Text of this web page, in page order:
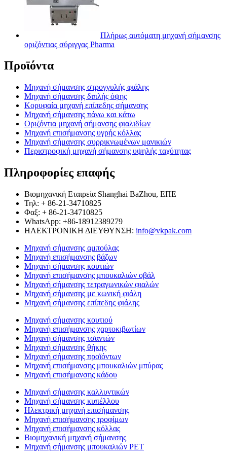
Πλήρως αυτόματη μηχανή σήμανσης
οριζόντιας σύριγγας Pharma
Προϊόντα
Μηχανή σήμανσης στρογγυλής φιάλης
Μηχανή σήμανσης διπλής όψης
Κορυφαία μηχανή επίπεδης σήμανσης
Μηχανή σήμανσης πάνω και κάτω
Οριζόντια μηχανή σήμανσης φιαλιδίων
Μηχανή επισήμανσης υγρής κόλλας
Μηχανή σήμανσης συρρικνωμένων μανικιών
Περιστροφική μηχανή σήμανσης υψηλής ταχύτητας
Πληροφορίες επαφής
Βιομηχανική Εταιρεία Shanghai BaZhou, ΕΠΕ
Τηλ: + 86-21-34710825
Φαξ: + 86-21-34710825
WhatsApp: +86-18912389279
ΗΛΕΚΤΡΟΝΙΚΗ ΔΙΕΥΘΥΝΣΗ: info@vkpak.com
Μηχανή σήμανσης αμπούλας
Μηχανή επισήμανσης βάζων
Μηχανή σήμανσης κουτιών
Μηχανή επισήμανσης μπουκαλιών οβάλ
Μηχανή σήμανσης τετραγωνικών φιαλών
Μηχανή σήμανσης με κωνική φιάλη
Μηχανή σήμανσης επίπεδης φιάλης
Μηχανή σήμανσης κουτιού
Μηχανή επισήμανσης χαρτοκιβωτίων
Μηχανή σήμανσης τσαντών
Μηχανή σήμανσης θήκης
Μηχανή σήμανσης προϊόντων
Μηχανή επισήμανσης μπουκαλιών μπύρας
Μηχανή επισήμανσης κάδου
Μηχανή σήμανσης καλλυντικών
Μηχανή σήμανσης κυπέλλου
Ηλεκτρική μηχανή επισήμανσης
Μηχανή επισήμανσης τροφίμων
Μηχανή επισήμανσης κόλλας
Βιομηχανική μηχανή σήμανσης
Μηχανή σήμανσης μπουκαλιών PET